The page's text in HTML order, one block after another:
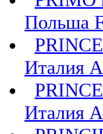
Польша
Италия
Италия